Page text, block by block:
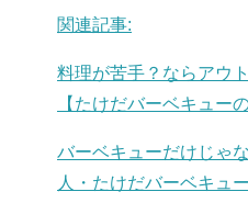
関連記事:
料理が苦手？ならアウ
【たけだバーベキュー
バーベキューだけじゃ
人・たけだバーベキュ